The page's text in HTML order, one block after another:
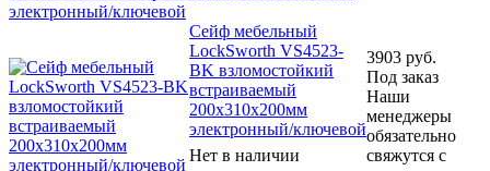
электронный/ключевой
Сейф мебельный
LockSworth VS4523-
BK взломостойкий
встраиваемый
200x310x200мм
электронный/ключевой
Нет в наличии
3903 руб.
Под заказ
Наши
менеджеры
обязательно
свяжутся с